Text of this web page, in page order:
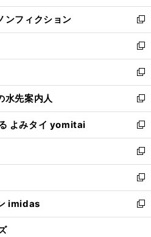
開
く
ウ
で
開
く
ン
ド
ウ
で
開
く
ウ
ィ
ン
ド
ウ
で
開
く
ンフィクション
新
し
い
ウ
ィ
ン
ド
ウ
で
開
く
新
し
い
ウ
ィ
ン
ド
ウ
で
開
く
新
し
い
ウ
ィ
ン
ド
ウ
で
開
く
水先案内人
新
し
い
ウ
ィ
ン
ド
ウ
で
開
よみタイ yomitai
新
し
い
ウ
ィ
ン
ド
ウ
新
し
い
ウ
ィ
ン
新
し
い
ウ
imidas
新
し